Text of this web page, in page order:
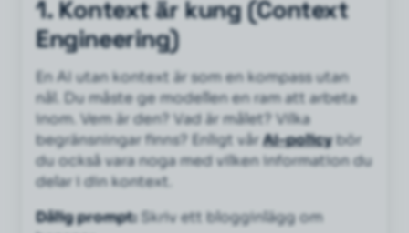
1. Kontext är kung (Context
Engineering)
En AI utan kontext är som en kompass utan
nål. Du måste ge modellen en ram att arbeta
inom. Vem är den? Vad är målet? Vilka
begränsningar finns? Enligt vårAI-policybör
du också vara noga med vilken information du
delar i din kontext.
Dålig prompt:Skriv ett blogginlägg om